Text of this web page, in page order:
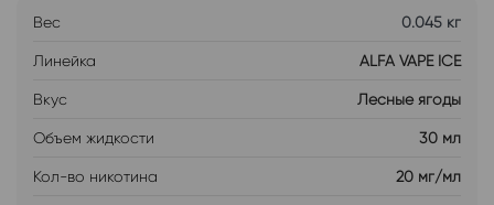
Вес 0.045 кг
Линейка ALFA VAPE ICE
Вкус Лесные ягоды
Объем жидкости 30 мл
Кол-во никотина 20 мг/мл